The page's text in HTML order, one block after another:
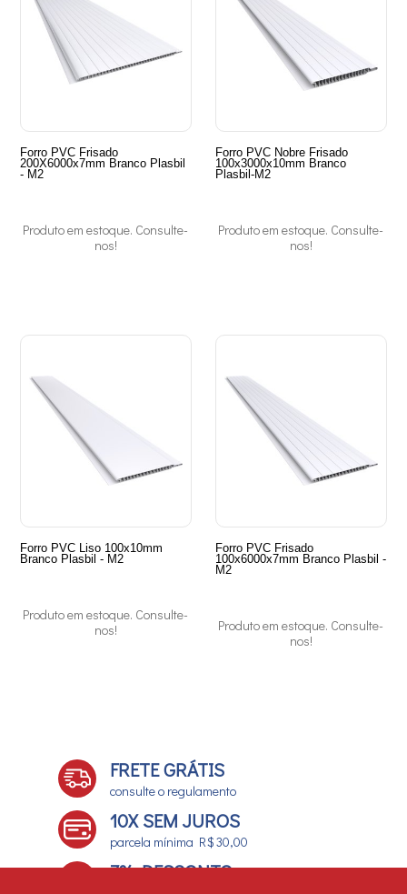
Forro PVC Frisado
200X6000x7mm Branco Plasbil
- M2
Produto em estoque. Consulte-
nos!
Forro PVC Nobre Frisado
100x3000x10mm Branco
Plasbil-M2
Produto em estoque. Consulte-
nos!
Forro PVC Liso 100x10mm
Branco Plasbil - M2
Produto em estoque. Consulte-
nos!
Forro PVC Frisado
100x6000x7mm Branco Plasbil -
M2
Produto em estoque. Consulte-
nos!
FRETE GRÁTIS
consulte o regulamento
10X SEM JUROS
parcela mínima R$ 30,00
7% DESCONTO